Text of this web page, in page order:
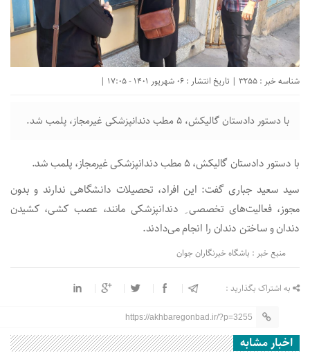
شناسه خبر : 3255 | تاریخ انتشار : 06 شهریور 1401 - 17:05 |
با دستور دادستان گالیکش، ۵ مطب دندانپزشکی غیرمجاز، پلمب شد.
با دستور دادستان گالیکش، ۵ مطب دندانپزشکی غیرمجاز، پلمب شد.
سید سعید جباری گفت: این افراد، تحصیلات دانشگاهی ندارند و بدون
مجوز، فعالیت‌های تخصصی ِ دندانپزشکی مانند، عصب کشی، کشیدن
دندان و ساختن دندان را انجام می‌دادند.
منبع خبر : باشگاه خبرنگاران جوان
به اشتراک بگذارید :
https://akhbaregonbad.ir/?p=3255
اخبار مشابه